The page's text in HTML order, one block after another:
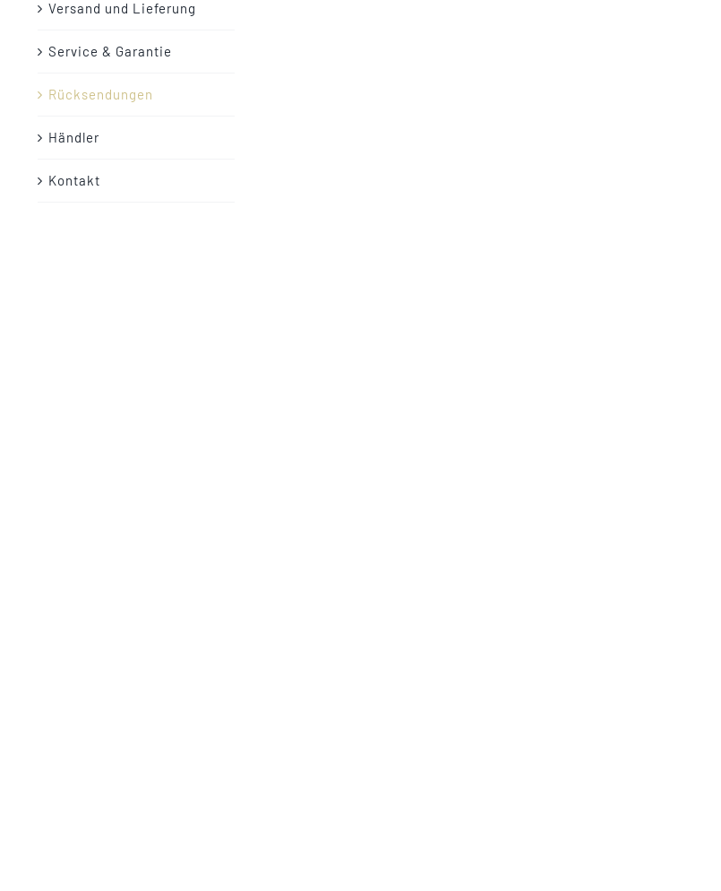
Versand und Lieferung
Service & Garantie
Rücksendungen
Händler
Kontakt